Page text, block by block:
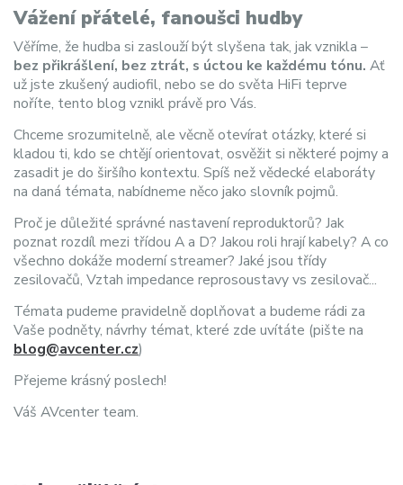
Vážení přátelé, fanoušci hudby
Věříme, že hudba si zaslouží být slyšena tak, jak vznikla –
bez přikrášlení, bez ztrát, s úctou ke každému tónu. Ať
už jste zkušený audiofil, nebo se do světa HiFi teprve
noříte, tento blog vznikl právě pro Vás.
Chceme srozumitelně, ale věcně otevírat otázky, které si
kladou ti, kdo se chtějí orientovat, osvěžit si některé pojmy a
zasadit je do širšího kontextu. Spíš než vědecké elaboráty
na daná témata, nabídneme něco jako slovník pojmů.
Proč je důležité správné nastavení reproduktorů? Jak
poznat rozdíl mezi třídou A a D? Jakou roli hrají kabely? A co
všechno dokáže moderní streamer? Jaké jsou třídy
zesilovačů, Vztah impedance reprosoustavy vs zesilovač...
Témata pudeme pravidelně doplňovat a budeme rádi za
Vaše podněty, návrhy témat, které zde uvítáte (pište na
blog@avcenter.cz)
Přejeme krásný poslech!
Váš AVcenter team.